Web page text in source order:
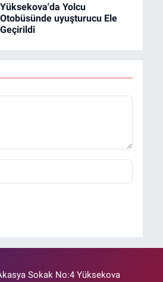
Yüksekova'da Yolcu
Otobüsünde uyuşturucu Ele
Geçirildi
Sokak No:4 Yüksekova